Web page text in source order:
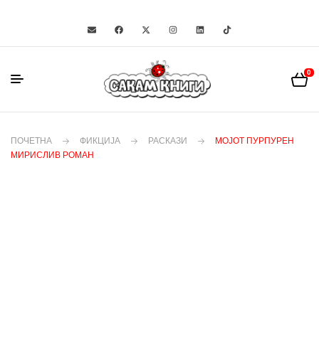
0
ПОЧЕТНА ФИКЦИЈА РАСКАЗИ
МОЈОТ ПУРПУРЕН
МИРИСЛИВ РОМАН